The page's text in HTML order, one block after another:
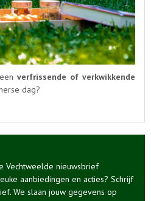
eenverfrissende of verkwikkende
dag?
Vechtweelde nieuwsbrief
aanbiedingen en acties? Schrijf
We slaan jouw gegevens op